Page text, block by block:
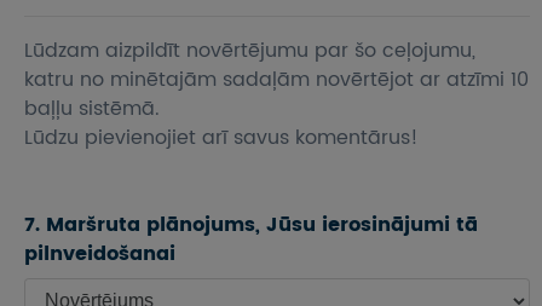
Lūdzam aizpildīt novērtējumu par šo ceļojumu,
katru no minētajām sadaļām novērtējot ar atzīmi 10
baļļu sistēmā.
Lūdzu pievienojiet arī savus komentārus!
7. Maršruta plānojums, Jūsu ierosinājumi tā
pilnveidošanai